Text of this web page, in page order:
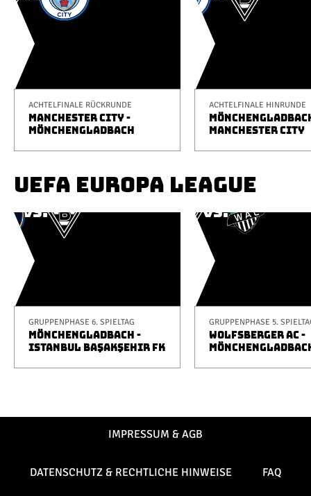
ACHTELFINALE RÜCKRUNDE
MANCHESTER CITY -
MÖNCHENGLADBACH
ACHTELFINALE HINRUNDE
MANCHESTER CITY
UEFA EUROPA LEAGUE
GRUPPENPHASE 6. SPIELTAG
MÖNCHENGLADBACH -
ISTANBUL BAŞAKŞEHIR FK
GRUPPENPHASE 5.
WOLFSBERGER AC -
IMPRESSUM & AGB
DATENSCHUTZ & RECHTLICHE HINWEISE FAQ